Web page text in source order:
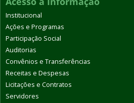
Institucional
Ações e Programas
Participação Social
Auditorias
Convênios e Transferências
Receitas e Despesas
Licitações e Contratos
Servidores